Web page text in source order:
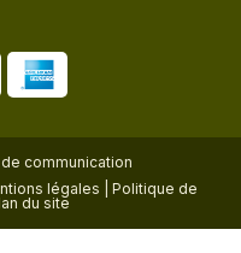
communication
légales
Politique de
du site